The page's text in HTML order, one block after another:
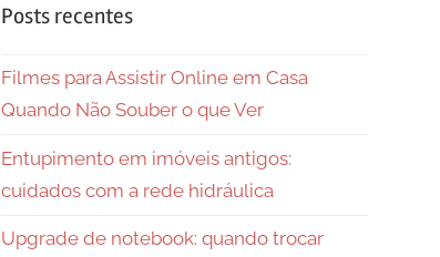
Posts recentes
Filmes para Assistir Online em Casa
Quando Não Souber o que Ver
Entupimento em imóveis antigos:
cuidados com a rede hidráulica
Upgrade de notebook: quando trocar